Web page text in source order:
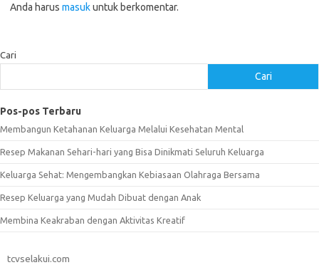
Anda harus masukuntuk berkomentar.
Cari
Cari
Pos-pos Terbaru
Membangun Ketahanan Keluarga Melalui Kesehatan Mental
Resep Makanan Sehari-hari yang Bisa Dinikmati Seluruh Keluarga
Keluarga Sehat: Mengembangkan Kebiasaan Olahraga Bersama
Resep Keluarga yang Mudah Dibuat dengan Anak
Membina Keakraban dengan Aktivitas Kreatif
tcvselakui.com